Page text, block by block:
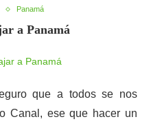
Panamá
a Panamá
que a todos se nos
Canal, ese que hacer un